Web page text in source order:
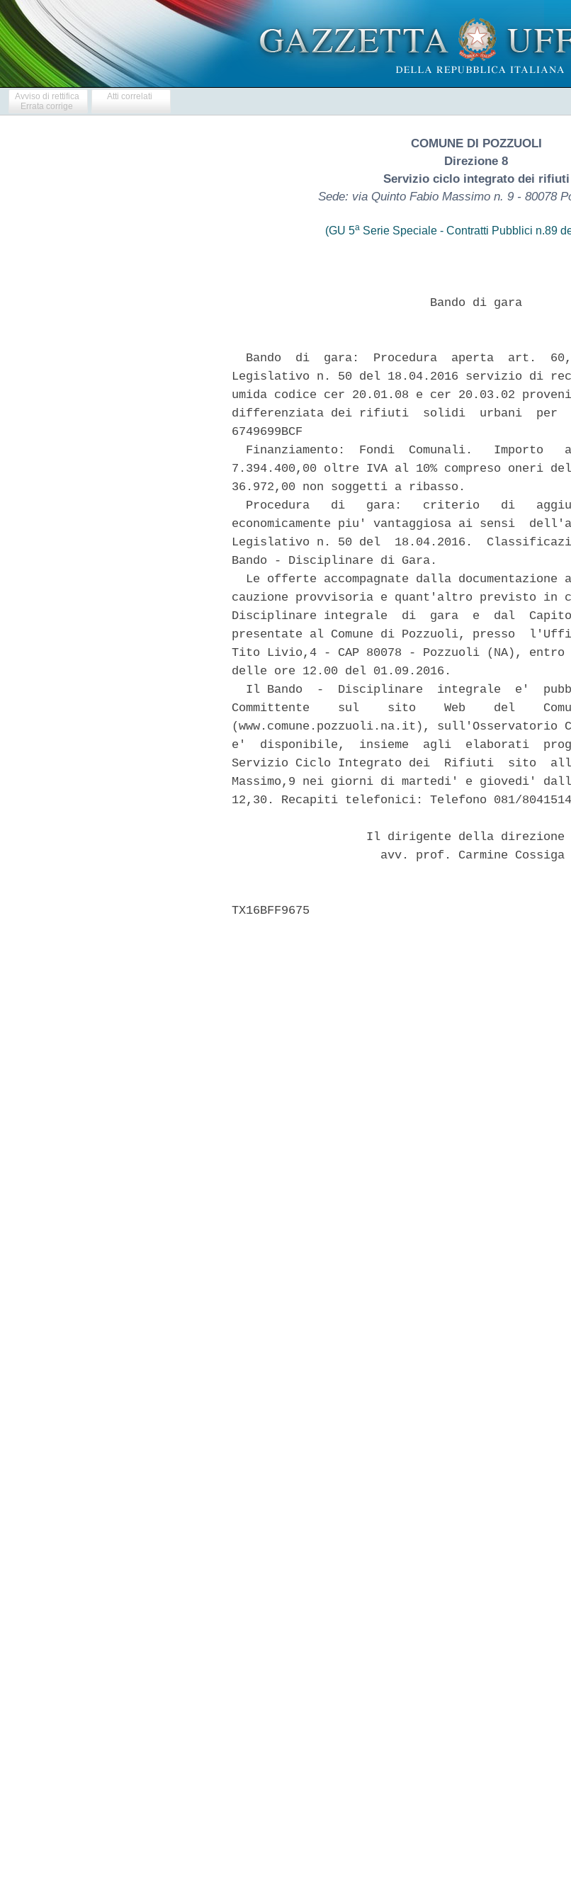
Avviso di rettifica
Errata corrige
Atti correlati
COMUNE DI POZZUOLI
Direzione 8
Servizio ciclo integrato dei rifiuti
Sede: via Quinto Fabio Massimo n. 9 - 80078
(GU 5aSerie Speciale - Contratti Pubblici n.89
                            Bando di gara
Bando  di  gara:  Procedura  aperta  art.
Legislativo n. 50 del 18.04.2016 servizio di
umida codice cer 20.01.08 e cer 20.03.02
differenziata dei rifiuti  solidi  urbani  per
6749699BCF
Finanziamento:  Fondi  Comunali.   Importo
7.394.400,00 oltre IVA al 10% compreso oneri
36.972,00 non soggetti a ribasso.
Procedura   di   gara:   criterio   di
economicamente piu' vantaggiosa ai sensi
Legislativo n. 50 del  18.04.2016.
Bando - Disciplinare di Gara.
Le offerte accompagnate dalla documentazione
cauzione provvisoria e quant'altro previsto in
Disciplinare integrale  di  gara  e  dal
presentate al Comune di Pozzuoli, presso
Tito Livio,4 - CAP 80078 - Pozzuoli (NA),
delle ore 12.00 del 01.09.2016.
Il Bando  -  Disciplinare  integrale  e'
Committente    sul    sito    Web    del
(www.comune.pozzuoli.na.it),
e'  disponibile,  insieme  agli  elaborati
Servizio Ciclo Integrato dei  Rifiuti  sito
Massimo,9 nei giorni di martedi' e giovedi'
12,30. Recapiti telefonici: Telefono 081/
Il dirigente della direzione
                     avv. prof. Carmine Cossiga